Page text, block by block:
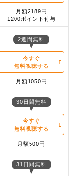
月額2189円
1200ポイント付与
2週間無料
今すぐ
無料視聴する
月額1050円
30日間無料
今すぐ
無料視聴する
月額500円
31日間無料